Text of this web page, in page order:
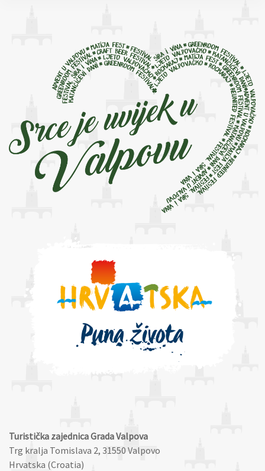
Turistička zajednica Grada Valpova
Trg kralja Tomislava 2, 31550 Valpovo
Hrvatska (Croatia)